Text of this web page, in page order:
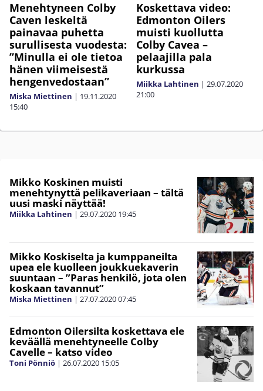
Menehtyneen Colby
Caven leskeltä
painavaa puhetta
surullisesta vuodesta:
”Minulla ei ole tietoa
hänen viimeisestä
hengenvedostaan”
Miska Miettinen | 19.11.2020
15:40
Koskettava video:
Edmonton Oilers
muisti kuollutta
Colby Cavea –
pelaajilla pala
kurkussa
Miikka Lahtinen | 29.07.2020
21:00
Mikko Koskinen muisti
menehtynyttä pelikaveriaan – tältä
uusi maski näyttää!
Miikka Lahtinen | 29.07.2020 19:45
Mikko Koskiselta ja kumppaneilta
upea ele kuolleen joukkuekaverin
suuntaan – ”Paras henkilö, jota olen
koskaan tavannut”
Miska Miettinen | 27.07.202007:45
Edmonton Oilersilta koskettava ele
keväällä menehtyneelle Colby
Cavelle – katso video
Toni Pönniö | 26.07.2020 15:05